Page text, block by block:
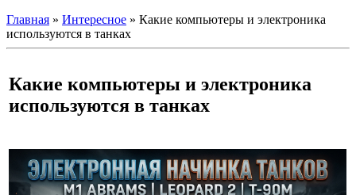
Главная » Интересное » Какие компьютеры и электроника
используются в танках
Какие компьютеры и электроника
используются в танках